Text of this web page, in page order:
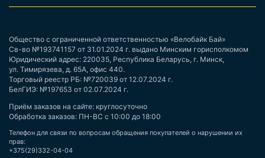
Общество с ограниченной ответственностью «Велобайк Бай»
Св-во №193741157 от 31.01.2024 г. выдано Минским горисполкомом
Юридический адрес: 220035, Республика Беларусь, г. Минск,
ул. Тимирязева, д. 65А, офис 440.
Торговый реестр РБ: №720039 от 12.07.2024 г.
БелГИЭ: №197653 от 02.07.2024 г.
Приём заказов на сайте: круглосуточно
Обработка заказов: ПН-ВС с 10:00 до 18:00
Телефон для связи по вопросам обращения покупателей о нарушении их
прав:
+375(29)332-04-04